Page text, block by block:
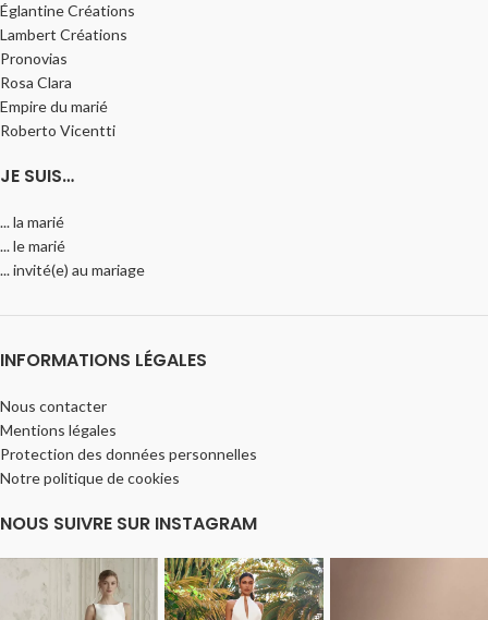
Églantine Créations
Lambert Créations
Pronovias
Rosa Clara
Empire du marié
Roberto Vicentti
JE SUIS…
... la marié
... le marié
... invité(e) au mariage
INFORMATIONS LÉGALES
Nous contacter
Mentions légales
Protection des données personnelles
Notre politique de cookies
NOUS SUIVRE SUR INSTAGRAM